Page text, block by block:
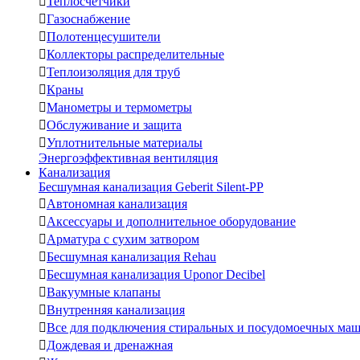
Газоснабжение
Полотенцесушители
Коллекторы распределительные
Теплоизоляция для труб
Краны
Манометры и термометры
Обслуживание и защита
Уплотнительные материалы
Энергоэффективная вентиляция
Канализация
Бесшумная канализация Geberit Silent-PP
Автономная канализация
Аксессуары и дополнительное оборудование
Арматура с сухим затвором
Бесшумная канализация Rehau
Бесшумная канализация Uponor Decibel
Вакуумные клапаны
Внутренняя канализация
Все для подключения стиральных и посудомоечных
Дождевая и дренажная